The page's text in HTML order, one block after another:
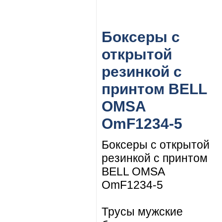
Боксеры с
открытой
резинкой с
принтом BELL
OMSA
OmF1234-5
Боксеры с открытой
резинкой с принтом
BELL OMSA
OmF1234-5
Трусы мужские